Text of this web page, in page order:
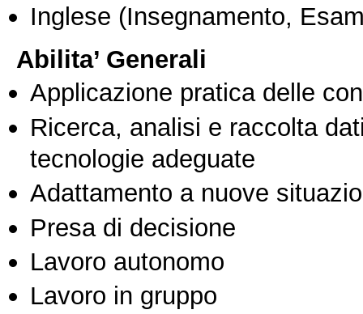
Inglese (Insegnamento,
Abilita’ Generali
Applicazione pratica delle
Ricerca, analisi e raccolta
tecnologie adeguate
Adattamento a nuove
Presa di decisione
Lavoro autonomo
Lavoro in gruppo